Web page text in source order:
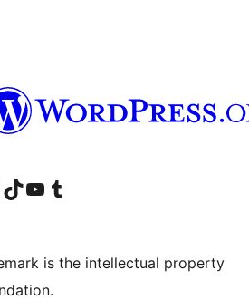
megtekintése
account
LinkedIn account
Visit our TikTok account
Visit our YouTube channel
Visit our Tumblr account
is the intellectual property